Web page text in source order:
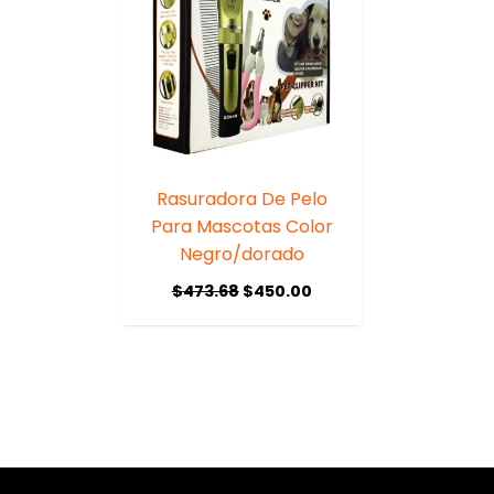
Rasuradora De Pelo
Para Mascotas Color
Negro/dorado
$473.68 $450.00